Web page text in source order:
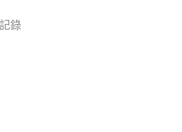
錄